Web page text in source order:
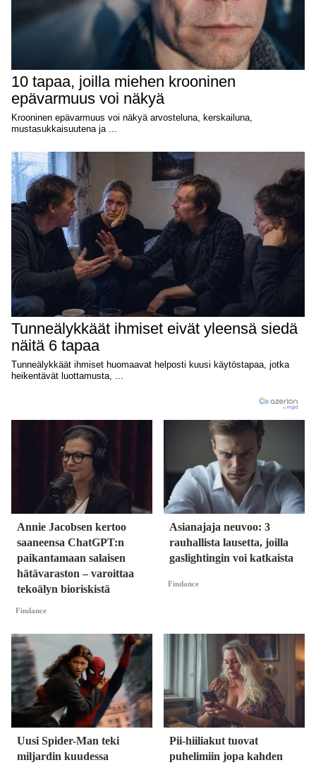
Annie Jacobsen kertoo
saaneensa ChatGPT:n
paikantamaan salaisen
hätävaraston – varoittaa
tekoälyn bioriskistä
Findance
Asianajaja neuvoo: 3
rauhallista lausetta, joilla
gaslightingin voi katkaista
Findance
Uusi Spider-Man teki
miljardin kuudessa
Pii-hiiliakut tuovat
puhelimiin jopa kahden